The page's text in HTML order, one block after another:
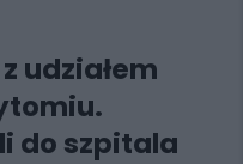
udziałem
do szpitala